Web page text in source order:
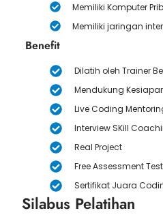
Memiliki Komputer
Memiliki jaringan
Benefit
Dilatih oleh Trainer
Mendukung
Live Coding
Interview SKill
Real Project
Free Assessment Test
Sertifikat Juara
Silabus Pelatihan